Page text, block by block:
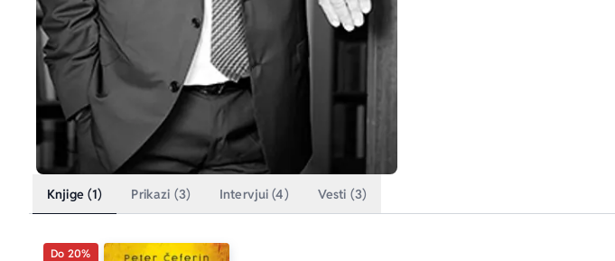
Knjige (1) Prikazi (3) Intervjui (4) Vesti (3)
Do 20%